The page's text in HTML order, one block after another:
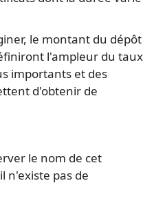
le montant du dépôt
l'ampleur du taux
importants et des
d'obtenir de
le nom de cet
n'existe pas de